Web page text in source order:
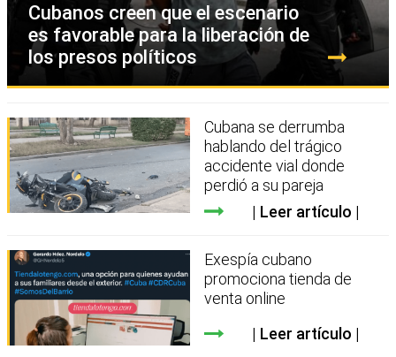
Cubanos creen que el escenario
es favorable para la liberación de
los presos políticos
Cubana se derrumba
hablando del trágico
accidente vial donde
perdió a su pareja
Leer artículo
Exespía cubano
promociona tienda de
venta online
Leer artículo